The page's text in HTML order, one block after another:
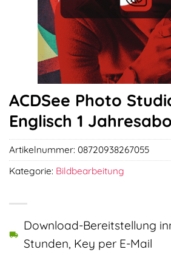
ACDSee Photo
Englisch 1
Download-Bereitstellung
Stunden, Key per E-Mail
Artikelnummer: 08720938267055
Kategorie: Bildbearbeitung